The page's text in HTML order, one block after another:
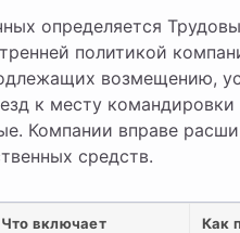
определяется
политикой
возмещению,
к месту командировки
Компании вправе
средств.
Что включает Как